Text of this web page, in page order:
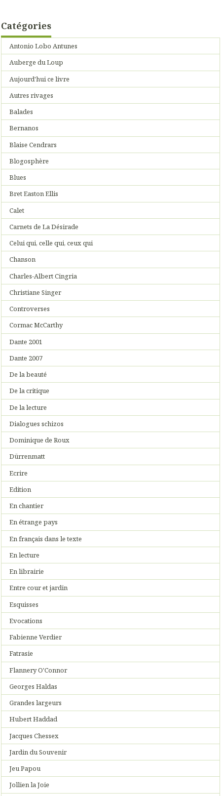
Catégories
Antonio Lobo Antunes
Auberge du Loup
Aujourd'hui ce livre
Autres rivages
Balades
Bernanos
Blaise Cendrars
Blogosphère
Blues
Bret Easton Ellis
Calet
Carnets de La Désirade
Celui qui, celle qui, ceux qui
Chanson
Charles-Albert Cingria
Christiane Singer
Controverses
Cormac McCarthy
Dante 2001
Dante 2007
De la beauté
De la critique
De la lecture
Dialogues schizos
Dominique de Roux
Dürrenmatt
Ecrire
Edition
En chantier
En étrange pays
En français dans le texte
En lecture
En librairie
Entre cour et jardin
Esquisses
Evocations
Fabienne Verdier
Fatrasie
Flannery O'Connor
Georges Haldas
Grandes largeurs
Hubert Haddad
Jacques Chessex
Jardin du Souvenir
Jeu Papou
Jollien la Joie